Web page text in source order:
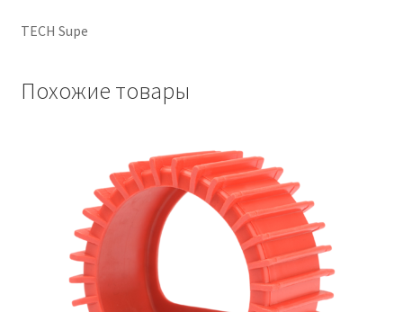
TECH Supe
Похожие товары